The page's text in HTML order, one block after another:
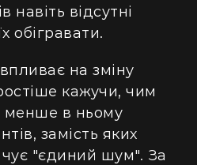
навіть відсутні
обігравати.
на зміну
кажучи, чим
менше в ньому
замість яких
"єдиний шум". За